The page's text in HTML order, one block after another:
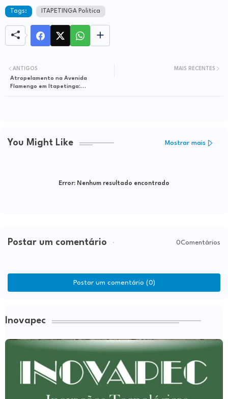
Tags: ITAPETINGA Politica
MAIS RECENTES
ANTIGOS
Atropelamento na Avenida
Flamengo em Itapetinga:
You Might Like Mostrar mais
Error: Nenhum resultado encontrado
Postar um comentário 0Comentários
Postar um comentário (0)
Inovapec